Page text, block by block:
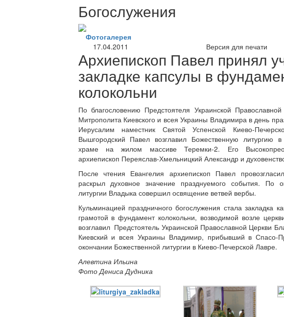
Богослужения
Фотогалерея
17.04.2011
Версия для печати
Архиепископ Павел принял
закладке капсулы в
колокольни
По благословению Предстоятеля Украинской
Митрополита Киевского и всея Украины Владимира в день
Иерусалим наместник Святой Успенской Киево-
Вышгородский Павел возглавил Божественную литургию
храме на жилом массиве Теремки-2. Его
архиепископ Переяслав-Хмельницкий Александр и
После чтения Евангелия архиепископ Павел
раскрыл духовное значение празднуемого события. По
литургии Владыка совершил освящение ветвей вербы.
Кульминацией праздничного богослужения стала закладка
грамотой в фундамент колокольни, возводимой возле
возглавил Предстоятель Украинской Православной Церкви
Киевский и всея Украины Владимир, прибывший в Спасо-
окончании Божественной литургии в Киево-Печерской Лавре.
Алевтина Ильина
Фото Дениса Дудника